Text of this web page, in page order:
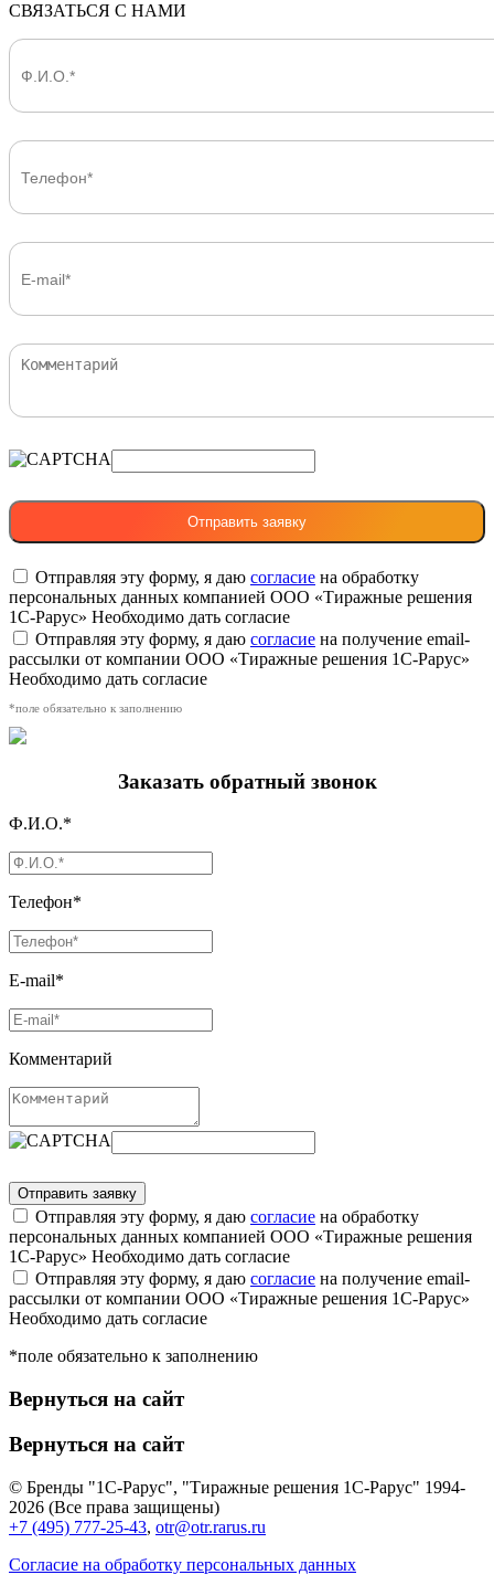
СВЯЗАТЬСЯ С НАМИ
Отправляя эту форму, я даю согласие на обработку
персональных данных компанией ООО «Тиражные решения
1С-Рарус» Необходимо дать согласие
Отправляя эту форму, я даю согласие на получение email-
рассылки от компании ООО «Тиражные решения 1С-Рарус»
Необходимо дать согласие
*поле обязательно к заполнению
Заказать обратный звонок
Ф.И.О.*
Телефон*
E-mail*
Комментарий
Отправляя эту форму, я даю согласие на обработку
персональных данных компанией ООО «Тиражные решения
1С-Рарус» Необходимо дать согласие
Отправляя эту форму, я даю согласие на получение email-
рассылки от компании ООО «Тиражные решения 1С-Рарус»
Необходимо дать согласие
*поле обязательно к заполнению
Вернуться на сайт
Вернуться на сайт
© Бренды "1С-Рарус", "Тиражные решения 1С-Рарус" 1994-
2026 (Все права защищены)
+7 (495) 777-25-43, otr@otr.rarus.ru
Согласие на обработку персональных данных